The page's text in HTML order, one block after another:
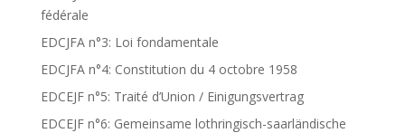
fédérale
EDCJFA n°3: Loi fondamentale
EDCJFA n°4: Constitution du 4 octobre 1958
EDCEJF n°5: Traité d’Union / Einigungsvertrag
EDCEJF n°6: Gemeinsame lothringisch-saarländische